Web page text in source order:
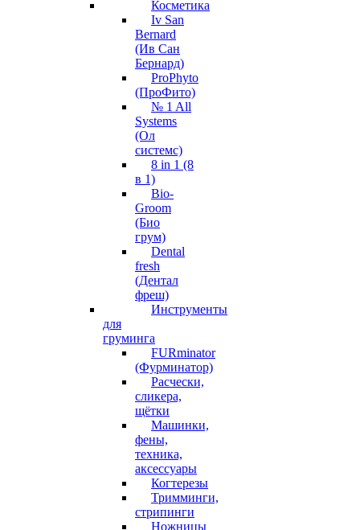
Косметика
Iv San
Bernard
(Ив Сан
Бернард)
ProPhyto
(ПроФито)
№ 1 All
Systems
(Ол
системс)
8 in 1 (8
в 1)
Bio-
Groom
(Био
грум)
Dental
fresh
(Дентал
фреш)
Инструменты
для
груминга
FURminator
(Фурминатор)
Расчески,
сликера,
щётки
Машинки,
фены,
техника,
аксессуары
Когтерезы
Тримминги,
стрипинги
Ножницы